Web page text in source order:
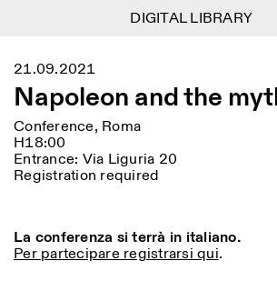
Menu
Lingua
Calendar
Istituto Svizzero
Research
Blog
Organisation
Library
Information
ISTITUTO SVIZZERO
ROME
Villa Maraini
near the
Barberini
Filters
Area
Art
Location
Category
21.09.2021
Napoleon and the
Conference, Roma
H18:00
Entrance: Via Liguria 20
Registration required
La conferenza si terrà in italiano.
Per partecipare registrarsi qui.
DIGITAL LIBRARY
DIGITAL LIBRARY